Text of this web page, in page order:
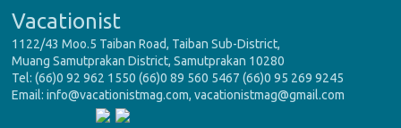
Vacationist
1122/43 Moo.5 Taiban Road, Taiban Sub-District,
Muang Samutprakan District, Samutprakan 10280
Tel: (66)0 92 962 1550 (66)0 89 560 5467 (66)0 95 269 9245
Email: info@vacationistmag.com, vacationistmag@gmail.com